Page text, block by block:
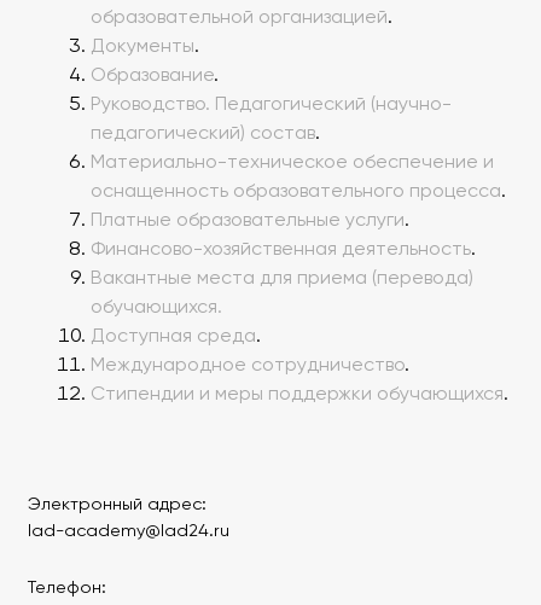
образовательной организацией.
Документы.
Образование.
Руководство. Педагогический (научно-
педагогический) состав.
Материально-техническое обеспечение и
оснащенность образовательного процесса.
Платные образовательные услуги.
Финансово-хозяйственная деятельность.
Вакантные места для приема (перевода)
обучающихся.
Доступная среда.
Международное сотрудничество.
Стипендии и меры поддержки обучающихся.
Электронный адрес:
lad-academy@lad24.ru
Телефон: